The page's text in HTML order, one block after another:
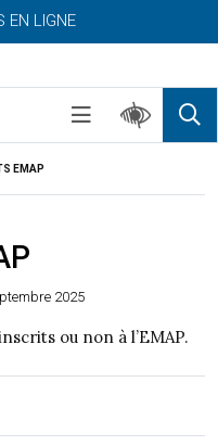
EN LIGNE
EMAP
2025
ou non à l’EMAP.